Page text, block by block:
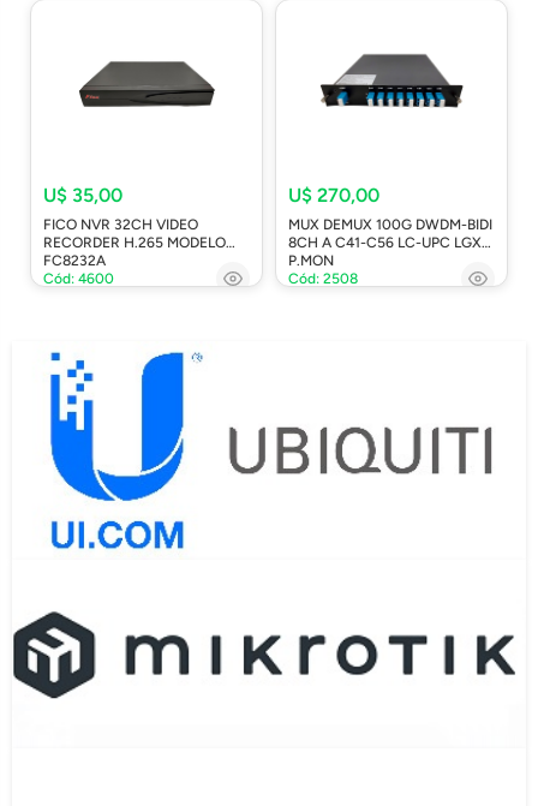
U$ 35,00
FICO NVR 32CH VIDEO
RECORDER H.265 MODELO
FC8232A
Cód: 4600
U$ 270,00
MUX DEMUX 100G DWDM-BIDI
8CH A C41-C56 LC-UPC LGX
P.MON
Cód: 2508